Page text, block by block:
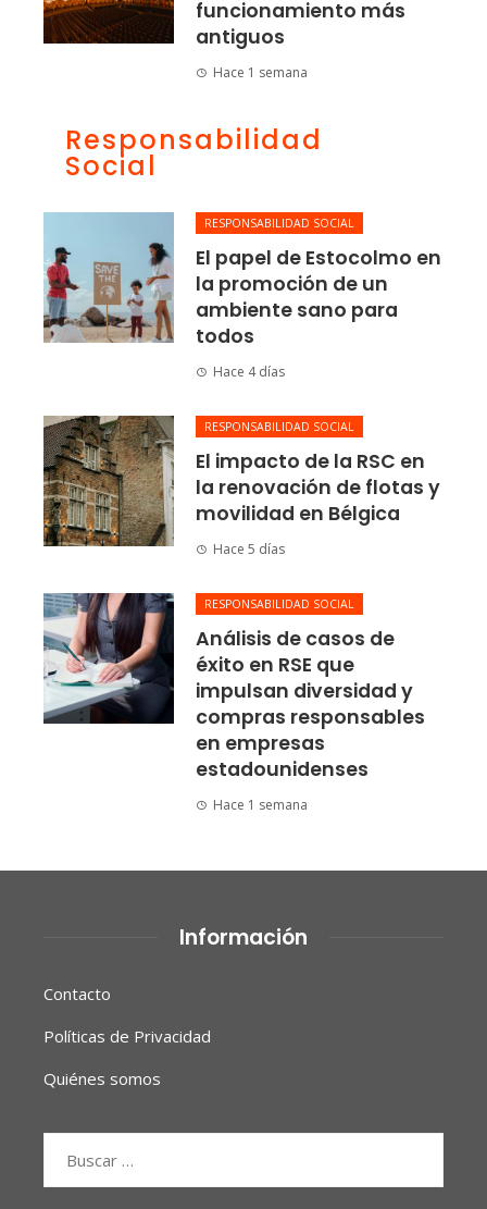
funcionamiento más
antiguos
Hace 1 semana
Responsabilidad
Social
RESPONSABILIDAD SOCIAL
El papel de Estocolmo en
la promoción de un
ambiente sano para
todos
Hace 4 días
RESPONSABILIDAD SOCIAL
El impacto de la RSC en
la renovación de flotas y
movilidad en Bélgica
Hace 5 días
RESPONSABILIDAD SOCIAL
Análisis de casos de
éxito en RSE que
impulsan diversidad y
compras responsables
en empresas
estadounidenses
Hace 1 semana
Información
Contacto
Políticas de Privacidad
Quiénes somos